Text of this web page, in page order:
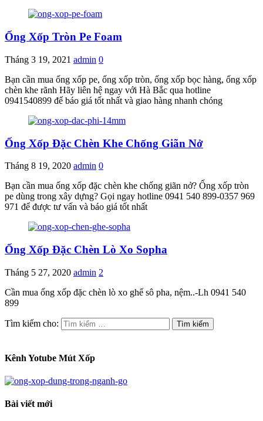
Ống Xốp Tròn Pe Foam
Tháng 3 19, 2021 admin 0
Bạn cần mua ống xốp pe, ống xốp tròn, ống xốp bọc hàng, ống xốp
chèn khe rãnh Hãy liên hệ ngay với Hà Bắc qua hotline
0941540899 để báo giá tốt nhất và giao hàng nhanh chóng
Ống Xốp Đặc Chèn Khe Chống Giãn Nở
Tháng 8 19, 2020 admin 0
Bạn cần mua ống xốp đặc chèn khe chống giãn nở? Ống xốp tròn
pe dùng trong xây dựng? Gọi ngay hotline 0941 540 899-0357 969
971 để được tư vấn và báo giá tốt nhất
Ống Xốp Đặc Chèn Lò Xo Sopha
Tháng 5 27, 2020 admin 2
Cần mua ống xốp đặc chèn lò xo ghế sô pha, nệm..-Lh 0941 540
899
Tìm kiếm cho:
Kênh Yotube Mút Xốp
Bài viết mới